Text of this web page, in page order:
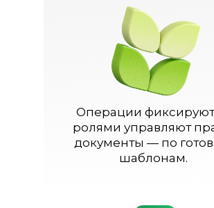
Операции
ролями управляют
документы — по
шаблонам.